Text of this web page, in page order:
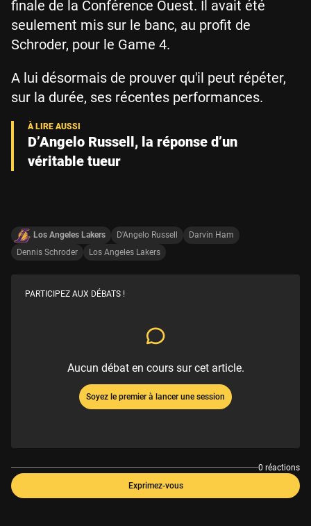
finale de la Conférence Ouest. Il avait été
seulement mis sur le banc, au profit de
Schroder, pour le Game 4.
A lui désormais de prouver qu'il peut répéter,
sur la durée, ses récentes performances.
D’Angelo Russell, la réponse d’un
véritable tueur
Los Angeles Lakers D'Angelo Russell
Darvin Ham
Dennis Schroder
Los Angeles Lakers
PARTICIPEZ AUX DÉBATS !
Aucun débat en cours sur cet article.
Soyez le premier à lancer une session
0 réactions
Exprimez-vous